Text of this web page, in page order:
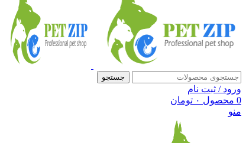
جستجو
ورود / ثبت نام
0 محصول ۰ تومان
منو